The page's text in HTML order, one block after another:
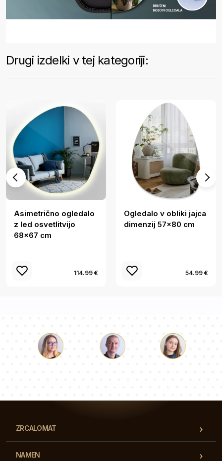
Drugi izdelki v tej kategoriji:
Asimetrično ogledalo
z led osvetlitvijo
68x67 cm
114.99 €
Ogledalo v obliki jajca
dimenzij 57x80 cm
54.99 €
ZRCALOMAT
NAMEN